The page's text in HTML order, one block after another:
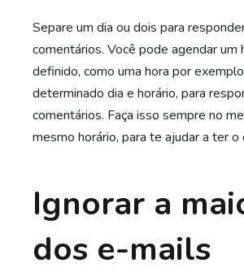
Separe um dia ou dois para
comentários. Você pode agendar um
definido, como uma hora por
determinado dia e horário, para
comentários. Faça isso sempre no
mesmo horário, para te ajudar a ter o
Ignorar a
dos e-mails